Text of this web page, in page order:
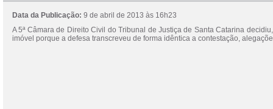
Data da Publicação: 9 de abril de 2013 às 16h23
A 5ª Câmara de Direito Civil do Tribunal de Justiça de Santa Catarina
imóvel porque a defesa transcreveu de forma idêntica a contestação,